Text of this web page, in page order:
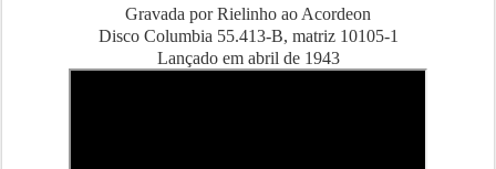
Gravada por Rielinho ao Acordeon
Disco Columbia 55.413-B, matriz 10105-1
Lançado em abril de 1943